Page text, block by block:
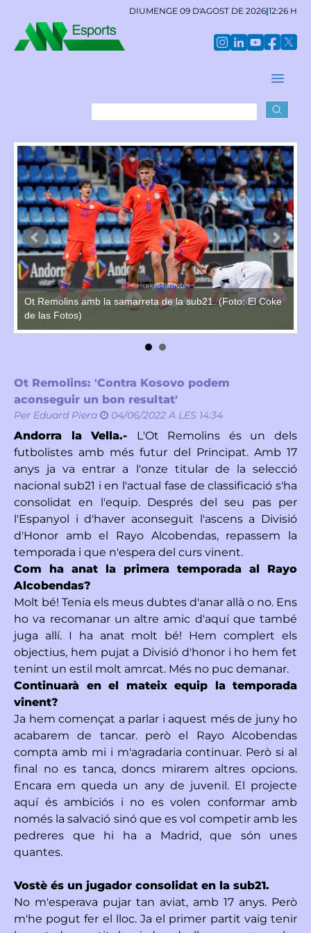
DIUMENGE 09 D'AGOST DE 2026|12:26 H
Ot Remolins amb la samarreta de la sub21. (Foto: El Coke
de las Fotos)
Ot Remolins: 'Contra Kosovo podem
aconseguir un bon resultat'
Per Eduard Piera 04/06/2022 A LES 14:34
Andorra la Vella.- L'Ot Remolins és un dels
futbolistes amb més futur del Principat. Amb 17
anys ja va entrar a l'onze titular de la selecció
nacional sub21 i en l'actual fase de classificació s'ha
consolidat en l'equip. Després del seu pas per
l'Espanyol i d'haver aconseguit l'ascens a Divisió
d'Honor amb el Rayo Alcobendas, repassem la
temporada i que n'espera del curs vinent.
Com ha anat la primera temporada al Rayo
Alcobendas?
Molt bé! Tenia els meus dubtes d'anar allà o no. Ens
ho va recomanar un altre amic d'aquí que també
juga allí. I ha anat molt bé! Hem complert els
objectius, hem pujat a Divisió d'honor i ho hem fet
tenint un estil molt amrcat. Més no puc demanar.
Continuarà en el mateix equip la temporada
vinent?
Ja hem començat a parlar i aquest més de juny ho
acabarem de tancar. però el Rayo Alcobendas
compta amb mi i m'agradaria continuar. Però si al
final no es tanca, doncs mirarem altres opcions.
Encara em queda un any de juvenil. El projecte
aquí és ambiciós i no es volen conformar amb
només la salvació sinó que es vol competir amb les
pedreres que hi ha a Madrid, que són unes
quantes.
Vostè és un jugador consolidat en la sub21.
No m'esperava pujar tan aviat, amb 17 anys. Però
m'he pogut fer el lloc. Ja el primer partit vaig tenir